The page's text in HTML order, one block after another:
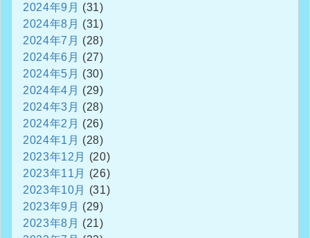
2024年9月 (31)
2024年8月 (31)
2024年7月 (28)
2024年6月 (27)
2024年5月 (30)
2024年4月 (29)
2024年3月 (28)
2024年2月 (26)
2024年1月 (28)
2023年12月
(20)
2023年11月
(26)
2023年10月
(31)
2023年9月 (29)
2023年8月 (21)